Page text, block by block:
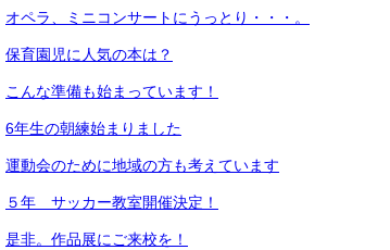
オペラ、ミニコンサートにうっとり・・・。
保育園児に人気の本は？
こんな準備も始まっています！
6年生の朝練始まりました
運動会のために地域の方も考えています
５年 サッカー教室開催決定！
是非。作品展にご来校を！